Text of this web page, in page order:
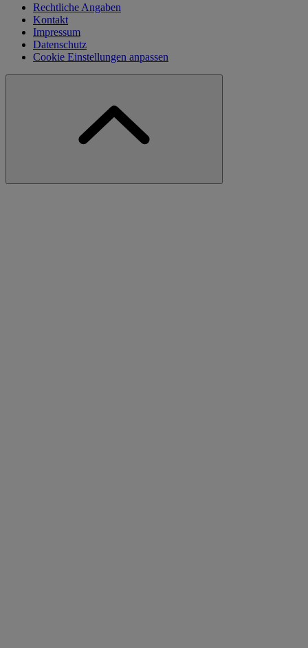
Rechtliche Angaben
Kontakt
Impressum
Datenschutz
Cookie Einstellungen anpassen